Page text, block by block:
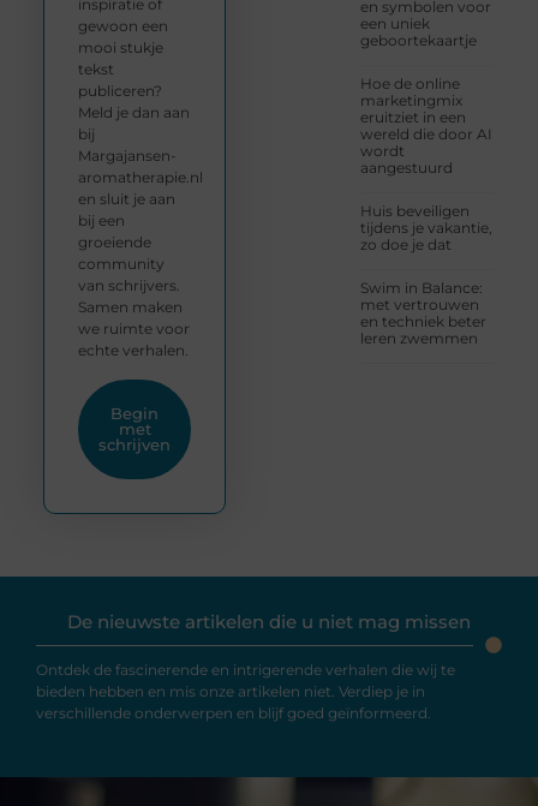
en symbolen voor
een uniek
geboortekaartje
Hoe de online
marketingmix
eruitziet in een
wereld die door AI
wordt
aangestuurd
Huis beveiligen
tijdens je vakantie,
zo doe je dat
Swim in Balance:
met vertrouwen
en techniek beter
leren zwemmen
inspiratie of
gewoon een
mooi stukje
tekst
publiceren?
Meld je dan aan
bij
Margajansen-
aromatherapie.nl
en sluit je aan
bij een
groeiende
community
van schrijvers.
Samen maken
we ruimte voor
echte verhalen.
Begin
met
schrijven
De nieuwste artikelen die u niet mag missen
Ontdek de fascinerende en intrigerende verhalen die wij te
bieden hebben en mis onze artikelen niet. Verdiep je in
verschillende onderwerpen en blijf goed geïnformeerd.